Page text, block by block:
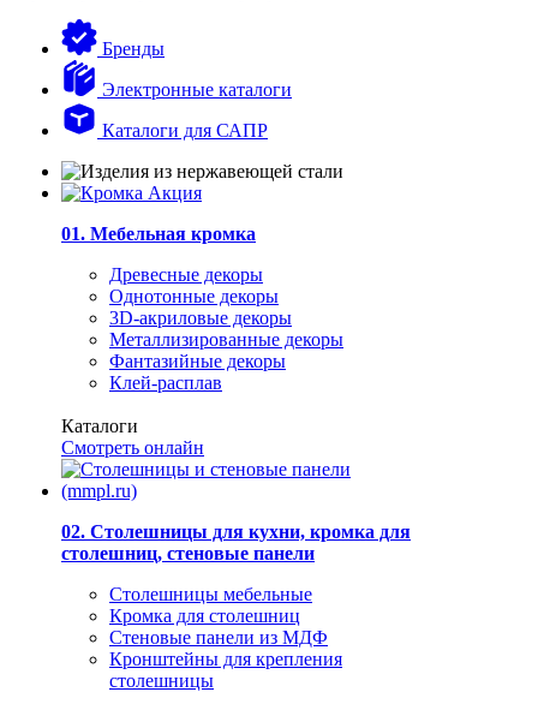
Бренды
Электронные каталоги
Каталоги для САПР
01. Мебельная кромка
Древесные декоры
Однотонные декоры
3D-акриловые декоры
Металлизированные декоры
Фантазийные декоры
Клей-расплав
Каталоги
Смотреть онлайн
02. Столешницы для кухни, кромка для
столешниц, стеновые панели
Столешницы мебельные
Кромка для столешниц
Стеновые панели из МДФ
Кронштейны для крепления
столешницы